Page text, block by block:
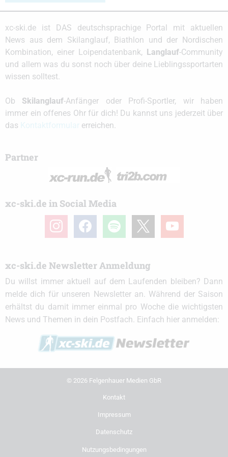
xc-ski.de ist DAS deutschsprachige Portal mit aktuellen
News aus dem Skilanglauf, Biathlon und der Nordischen
Kombination, einer Loipendatenbank,
Langlauf-Community
und allem was du sonst noch über deine Lieblingssportarten
wissen solltest.
Ob Skilanglauf-Anfänger oder Profi-Sportler, wir haben
immer ein offenes Ohr für dich! Du kannst uns jederzeit über
das
erreichen.
Partner
xc-ski.de in Social Media
instagramfacebook spotify youtube
xc-ski.de Newsletter Anmeldung
Du willst immer aktuell auf dem Laufenden bleiben? Dann
melde dich für unseren Newsletter an. Während der Saison
erhältst du damit immer einmal pro Woche die wichtigsten
News und Themen in dein Postfach. Einfach hier anmelden:
© 2026 Felgenhauer Medien GbR
Kontakt
Impressum
Datenschutz
Nutzungsbedingungen